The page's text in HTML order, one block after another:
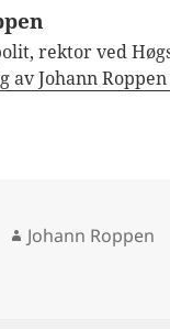
rektor ved
av Johann Roppen
Forfatter
Johann Roppen